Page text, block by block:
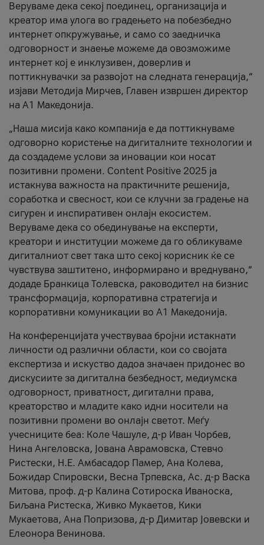
Веруваме дека секој поединец, организација и
креатор има улога во градењето на побезбедно
интернет опкружување, и само со заедничка
одговорност и знаење можеме да овозможиме
интернет кој е инклузивен, доверлив и
поттикнувачки за развојот на следната генерација,“
изјави Методија Мирчев, Главен извршен директор
на А1 Македонија.
„Наша мисија како компанија е да поттикнуваме
одговорно користење на дигиталните технологии и
да создадеме услови за иновации кои носат
позитивни промени. Content Positive 2025 ја
истакнува важноста на практичните решенија,
соработка и свесност, кои се клучни за градење на
сигурен и инспиративен онлајн екосистем.
Веруваме дека со обединување на експерти,
креатори и институции можеме да го обликуваме
дигиталниот свет така што секој корисник ќе се
чувствува заштитено, информирано и вреднувано,“
додаде Бранкица Толевска, раководител на бизнис
трансформација, корпоративна стратегија и
корпоративни комуникации во А1 Македонија.
На конференцијата учествуваа бројни истакнати
личности од различни области, кои со својата
експертиза и искуство дадоа значаен придонес во
дискусиите за дигитална безбедност, медиумска
одговорност, приватност, дигитални права,
креаторство и младите како идни носители на
позитивни промени во онлајн светот. Меѓу
учесниците беа: Коле Чашуле, д-р Иван Чорбев,
Нина Ангеловска, Јована Аврамовска, Стевчо
Ристески, Н.Е. Амбасадор Памер, Ана Колева,
Божидар Спировски, Весна Трпевска, Ас. д-р Васка
Митова, проф. д-р Калина Сотироска Иваноска,
Биљана Ристеска, Живко Мукаетов, Кики
Мукаетова, Ана Попризова, д-р Димитар Јовевски и
Елеонора Венинова.